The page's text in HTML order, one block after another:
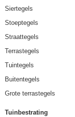
Siertegels
Stoeptegels
Straattegels
Terrastegels
Tuintegels
Buitentegels
Grote terrastegels
Tuinbestrating